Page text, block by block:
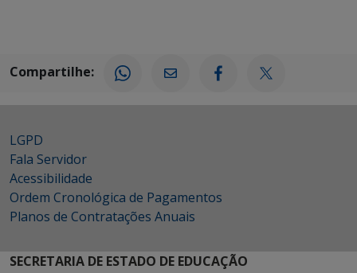
Compartilhe:
LGPD
Fala Servidor
Acessibilidade
Ordem Cronológica de Pagamentos
Planos de Contratações Anuais
SECRETARIA DE ESTADO DE EDUCAÇÃO